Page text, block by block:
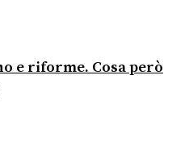
e riforme. Cosa però